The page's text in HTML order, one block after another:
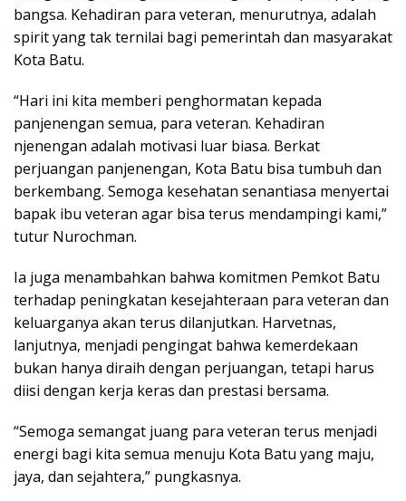
bangsa. Kehadiran para veteran, menurutnya, adalah
spirit yang tak ternilai bagi pemerintah dan masyarakat
Kota Batu.
“Hari ini kita memberi penghormatan kepada
panjenengan semua, para veteran. Kehadiran
njenengan adalah motivasi luar biasa. Berkat
perjuangan panjenengan, Kota Batu bisa tumbuh dan
berkembang. Semoga kesehatan senantiasa menyertai
bapak ibu veteran agar bisa terus mendampingi kami,”
tutur Nurochman.
Ia juga menambahkan bahwa komitmen Pemkot Batu
terhadap peningkatan kesejahteraan para veteran dan
keluarganya akan terus dilanjutkan. Harvetnas,
lanjutnya, menjadi pengingat bahwa kemerdekaan
bukan hanya diraih dengan perjuangan, tetapi harus
diisi dengan kerja keras dan prestasi bersama.
“Semoga semangat juang para veteran terus menjadi
energi bagi kita semua menuju Kota Batu yang maju,
jaya, dan sejahtera,” pungkasnya.